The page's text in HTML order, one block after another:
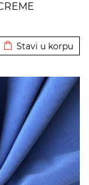
Stavi u korpu